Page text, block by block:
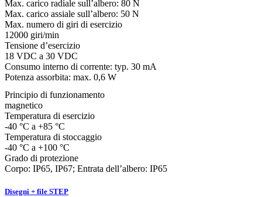
Max. carico radiale sull’albero: 80 N
Max. carico assiale sull’albero: 50 N
Max. numero di giri di esercizio
12000 giri/min
Tensione d’esercizio
18 VDC a 30 VDC
Consumo interno di corrente: typ. 30 mA
Potenza assorbita: max. 0,6 W
Principio di funzionamento
magnetico
Temperatura di esercizio
-40 °C a +85 °C
Temperatura di stoccaggio
-40 °C a +100 °C
Grado di protezione
Corpo: IP65, IP67; Entrata dell’albero: IP65
Disegni + file STEP